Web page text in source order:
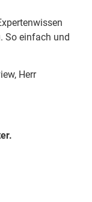
So einfach und
Herr